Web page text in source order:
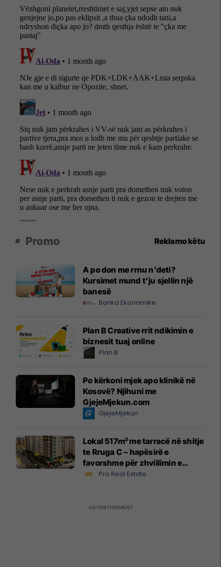
Promo Reklamo këtu
A po don me rrnu n’deti?
Kursimet mund t’ju sjellin një
banesë
Banka Ekonomike
Plan B Creative rrit ndikimin e
biznesit tuaj online
Plan B
Po kërkoni mjek apo klinikë në
Kosovë? Njihuni me
GjejeMjekun.com
GjejeMjekun
Lokal 517m² me tarracë në shitje
te Rruga C – hapësirë e
favorshme për zhvillimin e
biznesit #15796
Pro Real Estate